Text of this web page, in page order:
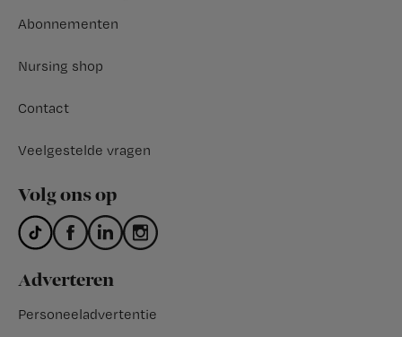
Abonnementen
Nursing shop
Contact
Veelgestelde vragen
Volg ons op
Adverteren
Personeeladvertentie